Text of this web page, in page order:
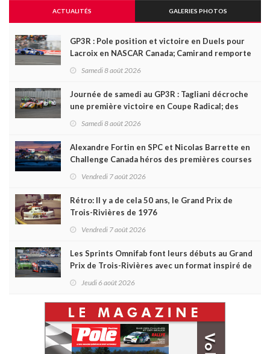
ACTUALITÉS GALERIES PHOTOS
GP3R : Pole position et victoire en Duels pour
Lacroix en NASCAR Canada; Camirand remporte
Samedi 8 août 2026
Journée de samedi au GP3R : Tagliani décroche
une première victoire en Coupe Radical; des
Samedi 8 août 2026
Alexandre Fortin en SPC et Nicolas Barrette en
Challenge Canada héros des premières courses
Vendredi 7 août 2026
Rétro: Il y a de cela 50 ans, le Grand Prix de
Trois-Rivières de 1976
Vendredi 7 août 2026
Les Sprints Omnifab font leurs débuts au Grand
Prix de Trois-Rivières avec un format inspiré de
Jeudi 6 août 2026